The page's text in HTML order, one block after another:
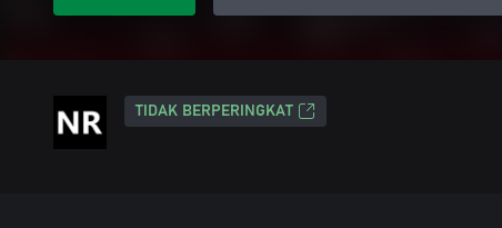
TIDAK BERPERINGKAT